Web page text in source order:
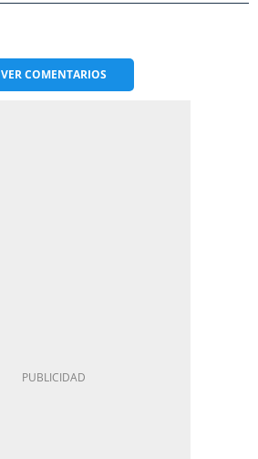
VERCOMENTARIOS